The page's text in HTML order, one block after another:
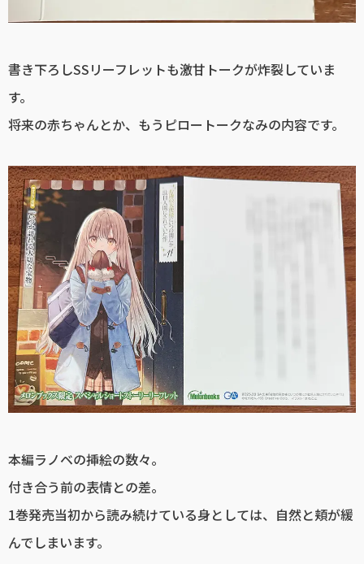
書き下ろしSSリーフレットも激甘トークが炸裂していま
す。
将来の赤ちゃんとか、もうピロートークなみの内容です。
本編ラノベの挿絵の数々。
付き合う前の表情との差。
1巻発売当初から読み続けている身としては、自然と頬が緩
んでしまいます。